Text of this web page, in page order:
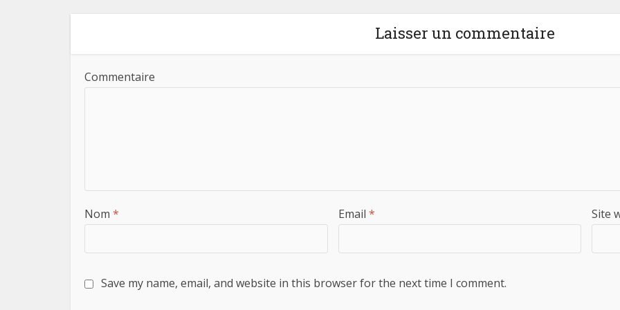
Laisser un commentaire
Commentaire
Nom * Email * Site
Save my name, email, and website in this browser for the next time I comment.